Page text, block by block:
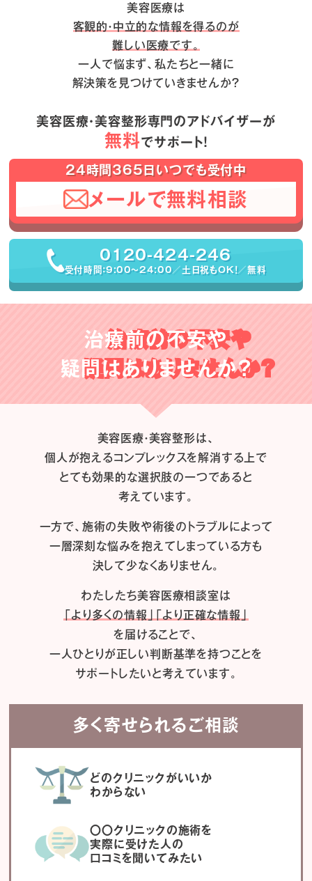
美容医療は
客観的・中立的な情報を得るのが
難しい医療です。
一人で悩まず、私たちと一緒に
解決策を見つけていきませんか？
美容医療・美容整形専門のアドバイザーが
無料でサポート！
24時間365日いつでも受付中
メールで無料相談
0120-424-246
受付時間：9:00〜24:00／土日祝もOK！／無料
治療前の不安や
疑問はありませんか？
美容医療・美容整形は、
個人が抱えるコンプレックスを解消する上で
とても効果的な選択肢の一つであると
考えています。
一方で、施術の失敗や術後のトラブルによって
一層深刻な悩みを抱えてしまっている方も
決して少なくありません。
わたしたち美容医療相談室は
「より多くの情報」「より正確な情報」
を届けることで、
一人ひとりが正しい判断基準を持つことを
サポートしたいと考えています。
多く寄せられるご相談
どのクリニックがいいか
わからない
〇〇クリニックの施術を
実際に受けた人の
口コミを聞いてみたい